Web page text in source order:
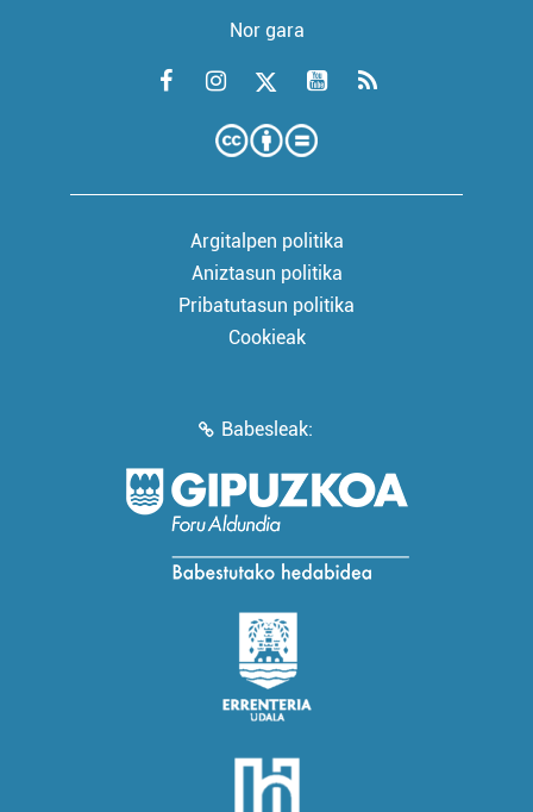
Nor gara
Argitalpen politika
Aniztasun politika
Pribatutasun politika
Cookieak
Babesleak: